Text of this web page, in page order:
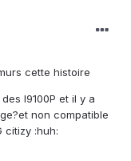
cette histoire
I9100P et il y a
non compatible
citizy :huh: